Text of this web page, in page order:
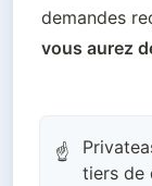
demandes
vous aurez
☝
tiers de